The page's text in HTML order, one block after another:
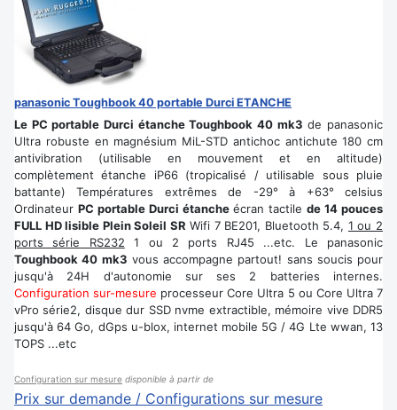
panasonic Toughbook 40 portable Durci ETANCHE
Le PC portable Durci étanche Toughbook 40 mk3 de panasonic
Ultra robuste en magnésium MiL-STD antichoc antichute 180 cm
antivibration (utilisable en mouvement et en altitude)
complètement étanche iP66 (tropicalisé / utilisable sous pluie
battante) Températures extrêmes de -29° à +63° celsius
Ordinateur PC portable Durci étancheécran tactilede 14 pouces
FULL HD lisible Plein Soleil SR Wifi 7 BE201, Bluetooth 5.4, 1 ou 2
ports série RS232 1 ou 2 ports RJ45 ...etc. Le panasonic
Toughbook 40 mk3 vous accompagne partout! sans soucis pour
jusqu'à 24H d'autonomie sur ses 2 batteries internes.
Configuration sur-mesure processeur Core Ultra 5 ou Core Ultra 7
vPro série2, disque dur SSD nvme extractible, mémoire vive DDR5
jusqu'à 64 Go, dGps u-blox, internet mobile 5G / 4G Lte wwan, 13
TOPS ...etc
Configuration sur mesure disponible à partir de
Prix sur demande / Configurations sur mesure